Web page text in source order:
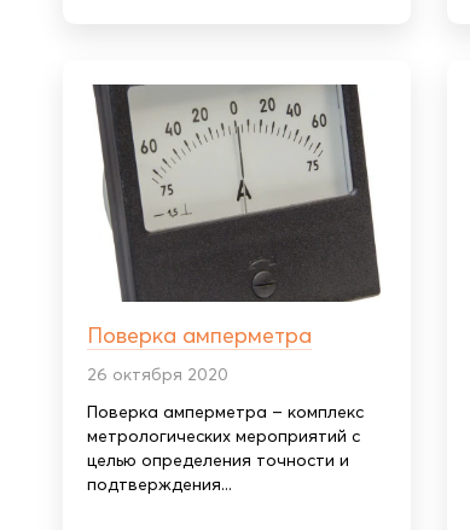
Поверка амперметра
26 октября 2020
Поверка амперметра – комплекс
метрологических мероприятий с
целью определения точности и
подтверждения...